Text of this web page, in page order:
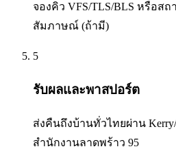
จองคิว VFS/TLS/BLS หรือส
สัมภาษณ์ (ถ้ามี)
5
รับผลและพาสปอร์ต
ส่งคืนถึงบ้านทั่วไทยผ่าน
สำนักงานลาดพร้าว 95